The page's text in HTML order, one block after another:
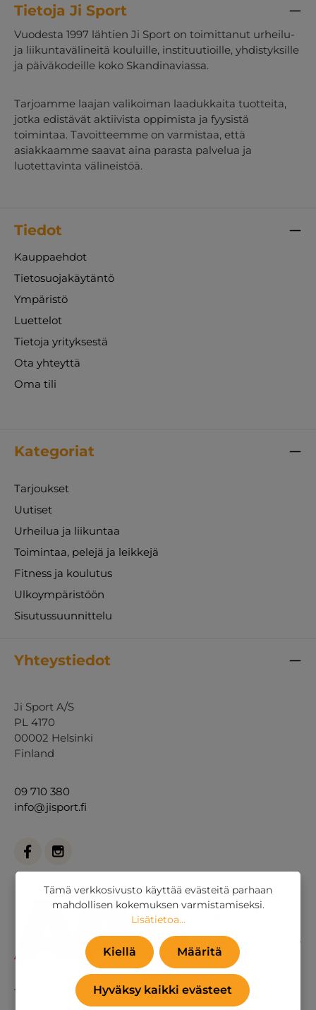
Tietoja Ji Sport
Vuodesta 1997 lähtien Ji Sport on toimittanut urheilu-
ja liikuntavälineitä kouluille, instituutioille, yhdistyksille
ja päiväkodeille koko Skandinaviassa.
Tarjoamme laajan valikoiman laadukkaita tuotteita,
jotka edistävät aktiivista oppimista ja fyysistä
toimintaa. Tavoitteemme on varmistaa, että
asiakkaamme saavat aina parasta palvelua ja
luotettavinta välineistöä.
Tiedot
Kauppaehdot
Tietosuojakäytäntö
Ympäristö
Luettelot
Tietoja yrityksestä
Ota yhteyttä
Oma tili
Kategoriat
Tarjoukset
Uutiset
Urheilua ja liikuntaa
Toimintaa, pelejä ja leikkejä
Fitness ja koulutus
Ulkoympäristöön
Sisutussuunnittelu
Yhteystiedot
Ji Sport A/S
PL 4170
00002 Helsinki
Finland
09 710 380
info@jisport.fi
Tai yhteydenottolomakkeella.
Tämä verkkosivusto käyttää evästeitä parhaan
mahdollisen kokemuksen varmistamiseksi.
Lisätietoa...
Kiellä Määritä
Hyväksy kaikki evästeet